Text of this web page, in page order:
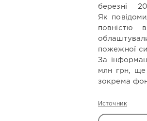
березні
Як
повністю
пожежної
За
млн грн, ще
зокрема
Источник